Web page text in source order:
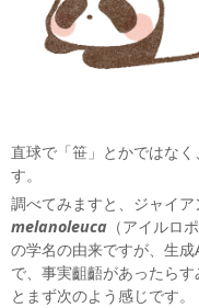
直球で「笹」とかではな
す。
調べてみますと、ジャイア
melanoleuca （アイルロ
の学名の由来ですが、生
で、事実齟齬があったら
とまず次のよう感じです。